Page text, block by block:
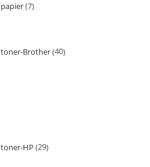
papier 7
toner-Brother 40
toner-HP 29